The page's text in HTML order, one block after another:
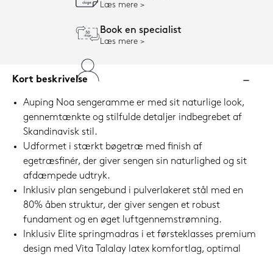
Læs mere
Book en specialist
Læs mere
Kort beskrivelse
Auping Noa sengeramme er med sit naturlige look,
gennemtænkte og stilfulde detaljer indbegrebet af
Skandinavisk stil.
Udformet i stærkt bøgetræ med finish af
egetræsfinér, der giver sengen sin naturlighed og sit
afdæmpede udtryk.
Inklusiv plan sengebund i pulverlakeret stål med en
80% åben struktur, der giver sengen et robust
fundament og en øget luftgennemstrømning.
Inklusiv Elite springmadras i et førsteklasses premium
design med Vita Talalay latex komfortlag, optimal